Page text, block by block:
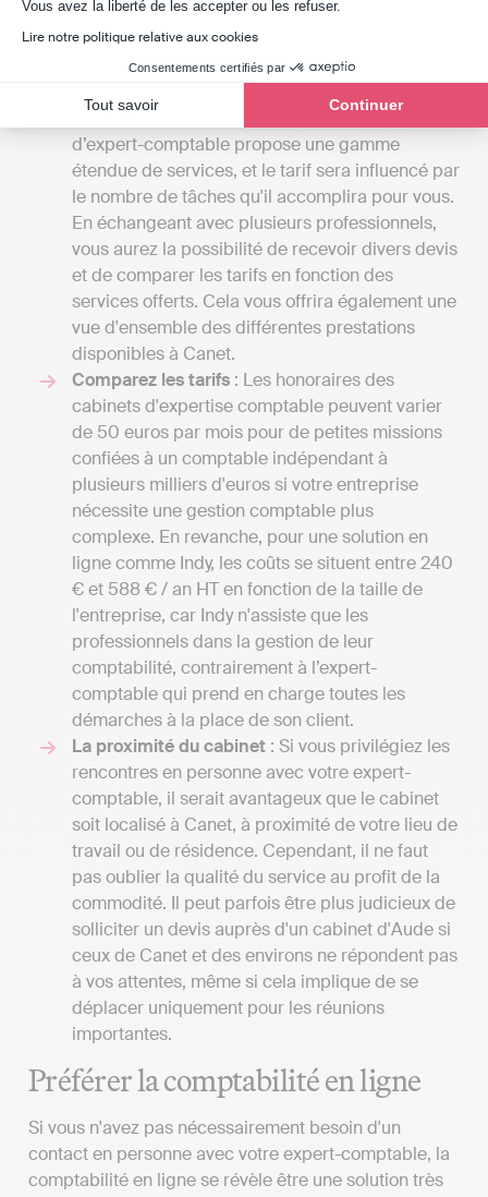
Vous avez la liberté de les accepter ou les refuser.
Lire notre politique relative aux cookies
Consentements certifiés par
Tout savoir Continuer
Clarifiez vos besoins: Les coûts des services
fournis par un cabinet d'experts-comptables
d’expert-comptable propose une gamme
étendue de services, et le tarif sera influencé par
le nombre de tâches qu'il accomplira pour vous.
En échangeant avec plusieurs professionnels,
vous aurez la possibilité de recevoir divers devis
et de comparer les tarifs en fonction des
services offerts. Cela vous offrira également une
vue d'ensemble des différentes prestations
disponibles à Canet.
Comparez les tarifs : Les honoraires des
cabinets d'expertise comptable peuvent varier
de 50 euros par mois pour de petites missions
confiées à un comptable indépendant à
plusieurs milliers d'euros si votre entreprise
nécessite une gestion comptable plus
complexe. En revanche, pour une solution en
ligne comme Indy, les coûts se situent entre 240
€ et 588 € / an HT en fonction de la taille de
l'entreprise, car Indy n'assiste que les
professionnels dans la gestion de leur
comptabilité, contrairement à l’expert-
comptable qui prend en charge toutes les
démarches à la place de son client.
La proximité du cabinet : Si vous privilégiez les
rencontres en personne avec votre expert-
comptable, il serait avantageux que le cabinet
soit localisé à Canet, à proximité de votre lieu de
travail ou de résidence. Cependant, il ne faut
pas oublier la qualité du service au profit de la
commodité. Il peut parfois être plus judicieux de
solliciter un devis auprès d'un cabinet d'Aude si
ceux de Canet et des environs ne répondent pas
à vos attentes, même si cela implique de se
déplacer uniquement pour les réunions
importantes.
Préférer la comptabilité en ligne
Si vous n'avez pas nécessairement besoin d'un
contact en personne avec votre expert-comptable, la
comptabilité en ligne se révèle être une solution très